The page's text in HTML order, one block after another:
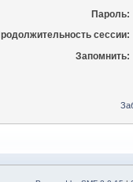
Пароль:
сессии:
Запомнить: